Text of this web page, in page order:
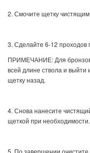
2. Смочите щетку
3. Сделайте 6-12 проходов
ПРИМЕЧАНИЕ: Для
всей длине ствола и
щетку назад.
4. Снова нанесите
щеткой при необходимости.
5. По завершении